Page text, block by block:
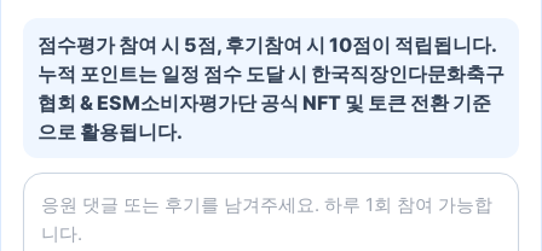
점수평가 참여 시 5점, 후기참여 시 10점이 적립됩니다.
누적 포인트는 일정 점수 도달 시 한국직장인다문화축구
협회 & ESM소비자평가단 공식 NFT 및 토큰 전환 기준
으로 활용됩니다.